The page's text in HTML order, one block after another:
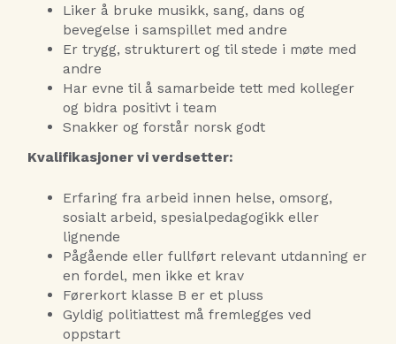
Liker å bruke musikk, sang, dans og
bevegelse i samspillet med andre
Er trygg, strukturert og til stede i møte med
andre
Har evne til å samarbeide tett med kolleger
og bidra positivt i team
Snakker og forstår norsk godt
Kvalifikasjoner vi verdsetter:
Erfaring fra arbeid innen helse, omsorg,
sosialt arbeid, spesialpedagogikk eller
lignende
Pågående eller fullført relevant utdanning er
en fordel, men ikke et krav
Førerkort klasse B er et pluss
Gyldig politiattest må fremlegges ved
oppstart